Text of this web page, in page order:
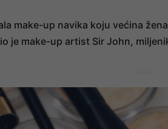
make-up navika koju većina
je make-up artist Sir John,